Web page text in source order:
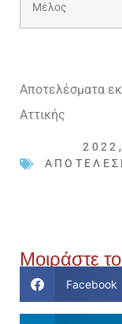
Μέλος
Αποτελέσματα
Αττικής
2022
Μοιράστε
Facebook